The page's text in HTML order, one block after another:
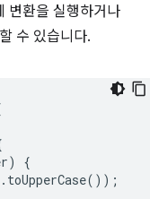
변환을 실행하거나
수 있습니다.
)
{
. toUpperCase());